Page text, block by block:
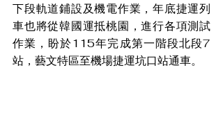
下段軌道鋪設及機電作業，年底捷運列
車也將從韓國運抵桃園，進行各項測試
作業，盼於115年完成第一階段北段7
站，藝文特區至機場捷運坑口站通車。